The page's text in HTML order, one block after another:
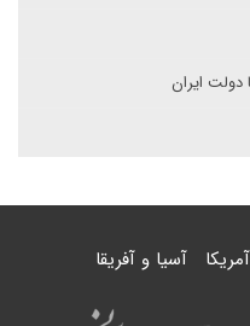
ایران
آمریکا آسیا و آفریقا